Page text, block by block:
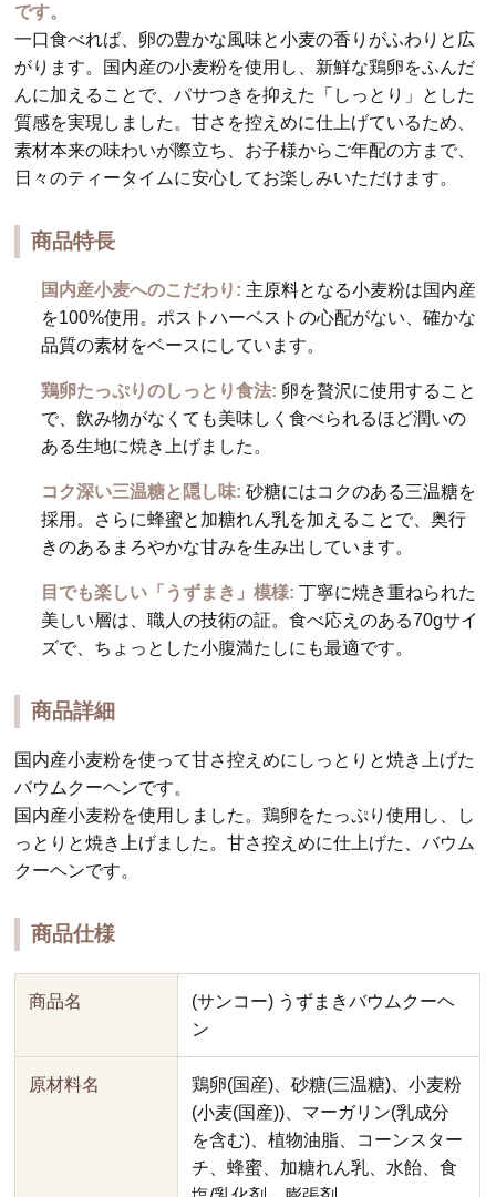
です。
一口食べれば、卵の豊かな風味と小麦の香りがふわりと広
がります。国内産の小麦粉を使用し、新鮮な鶏卵をふんだ
んに加えることで、パサつきを抑えた「しっとり」とした
質感を実現しました。甘さを控えめに仕上げているため、
素材本来の味わいが際立ち、お子様からご年配の方まで、
日々のティータイムに安心してお楽しみいただけます。
商品特長
国内産小麦へのこだわり: 主原料となる小麦粉は国内産
を100%使用。ポストハーベストの心配がない、確かな
品質の素材をベースにしています。
鶏卵たっぷりのしっとり食法: 卵を贅沢に使用すること
で、飲み物がなくても美味しく食べられるほど潤いの
ある生地に焼き上げました。
コク深い三温糖と隠し味: 砂糖にはコクのある三温糖を
採用。さらに蜂蜜と加糖れん乳を加えることで、奥行
きのあるまろやかな甘みを生み出しています。
目でも楽しい「うずまき」模様: 丁寧に焼き重ねられた
美しい層は、職人の技術の証。食べ応えのある70gサイ
ズで、ちょっとした小腹満たしにも最適です。
商品詳細
国内産小麦粉を使って甘さ控えめにしっとりと焼き上げた
バウムクーヘンです。
国内産小麦粉を使用しました。鶏卵をたっぷり使用し、し
っとりと焼き上げました。甘さ控えめに仕上げた、バウム
クーヘンです。
商品仕様
商品名
(サンコー) うずまきバウムクーヘ
ン
原材料名
鶏卵(国産)、砂糖(三温糖)、小麦粉
(小麦(国産))、マーガリン(乳成分
を含む)、植物油脂、コーンスター
チ、蜂蜜、加糖れん乳、水飴、食